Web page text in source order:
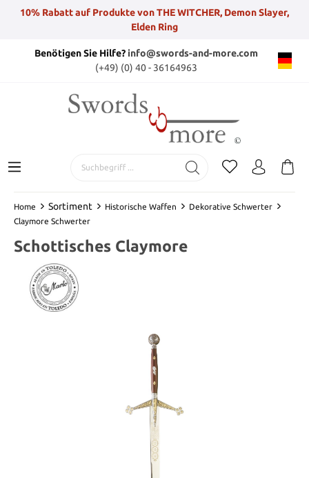
10% Rabatt auf Produkte von THE WITCHER, Demon Slayer,
Elden Ring
Benötigen Sie Hilfe?info@swords-and-more.com
(+49) (0) 40 - 36164963
Home Sortiment Historische Waffen
Dekorative Schwerter
Claymore Schwerter
Schottisches Claymore